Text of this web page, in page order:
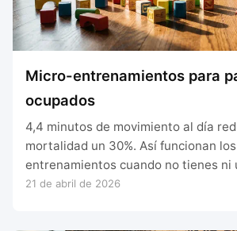
Micro-entrenamientos para
ocupados
4,4 minutos de movimiento al día
mortalidad un 30%. Así funcionan
entrenamientos cuando no tienes ni
21 de abril de 2026